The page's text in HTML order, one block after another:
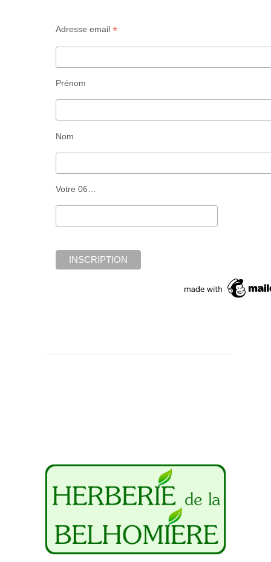
Adresse email *
Prénom
Nom
Votre 06…